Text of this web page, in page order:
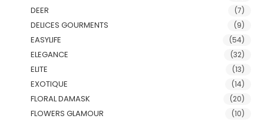
DEER (7)
DELICES GOURMENTS (9)
EASYLIFE (54)
ELEGANCE (32)
ELITE (13)
EXOTIQUE (14)
FLORAL DAMASK (20)
FLOWERS GLAMOUR (10)